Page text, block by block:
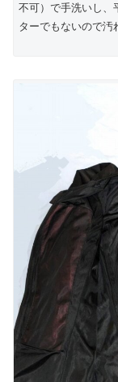
不可）で手洗いし、
ターでもないので汚